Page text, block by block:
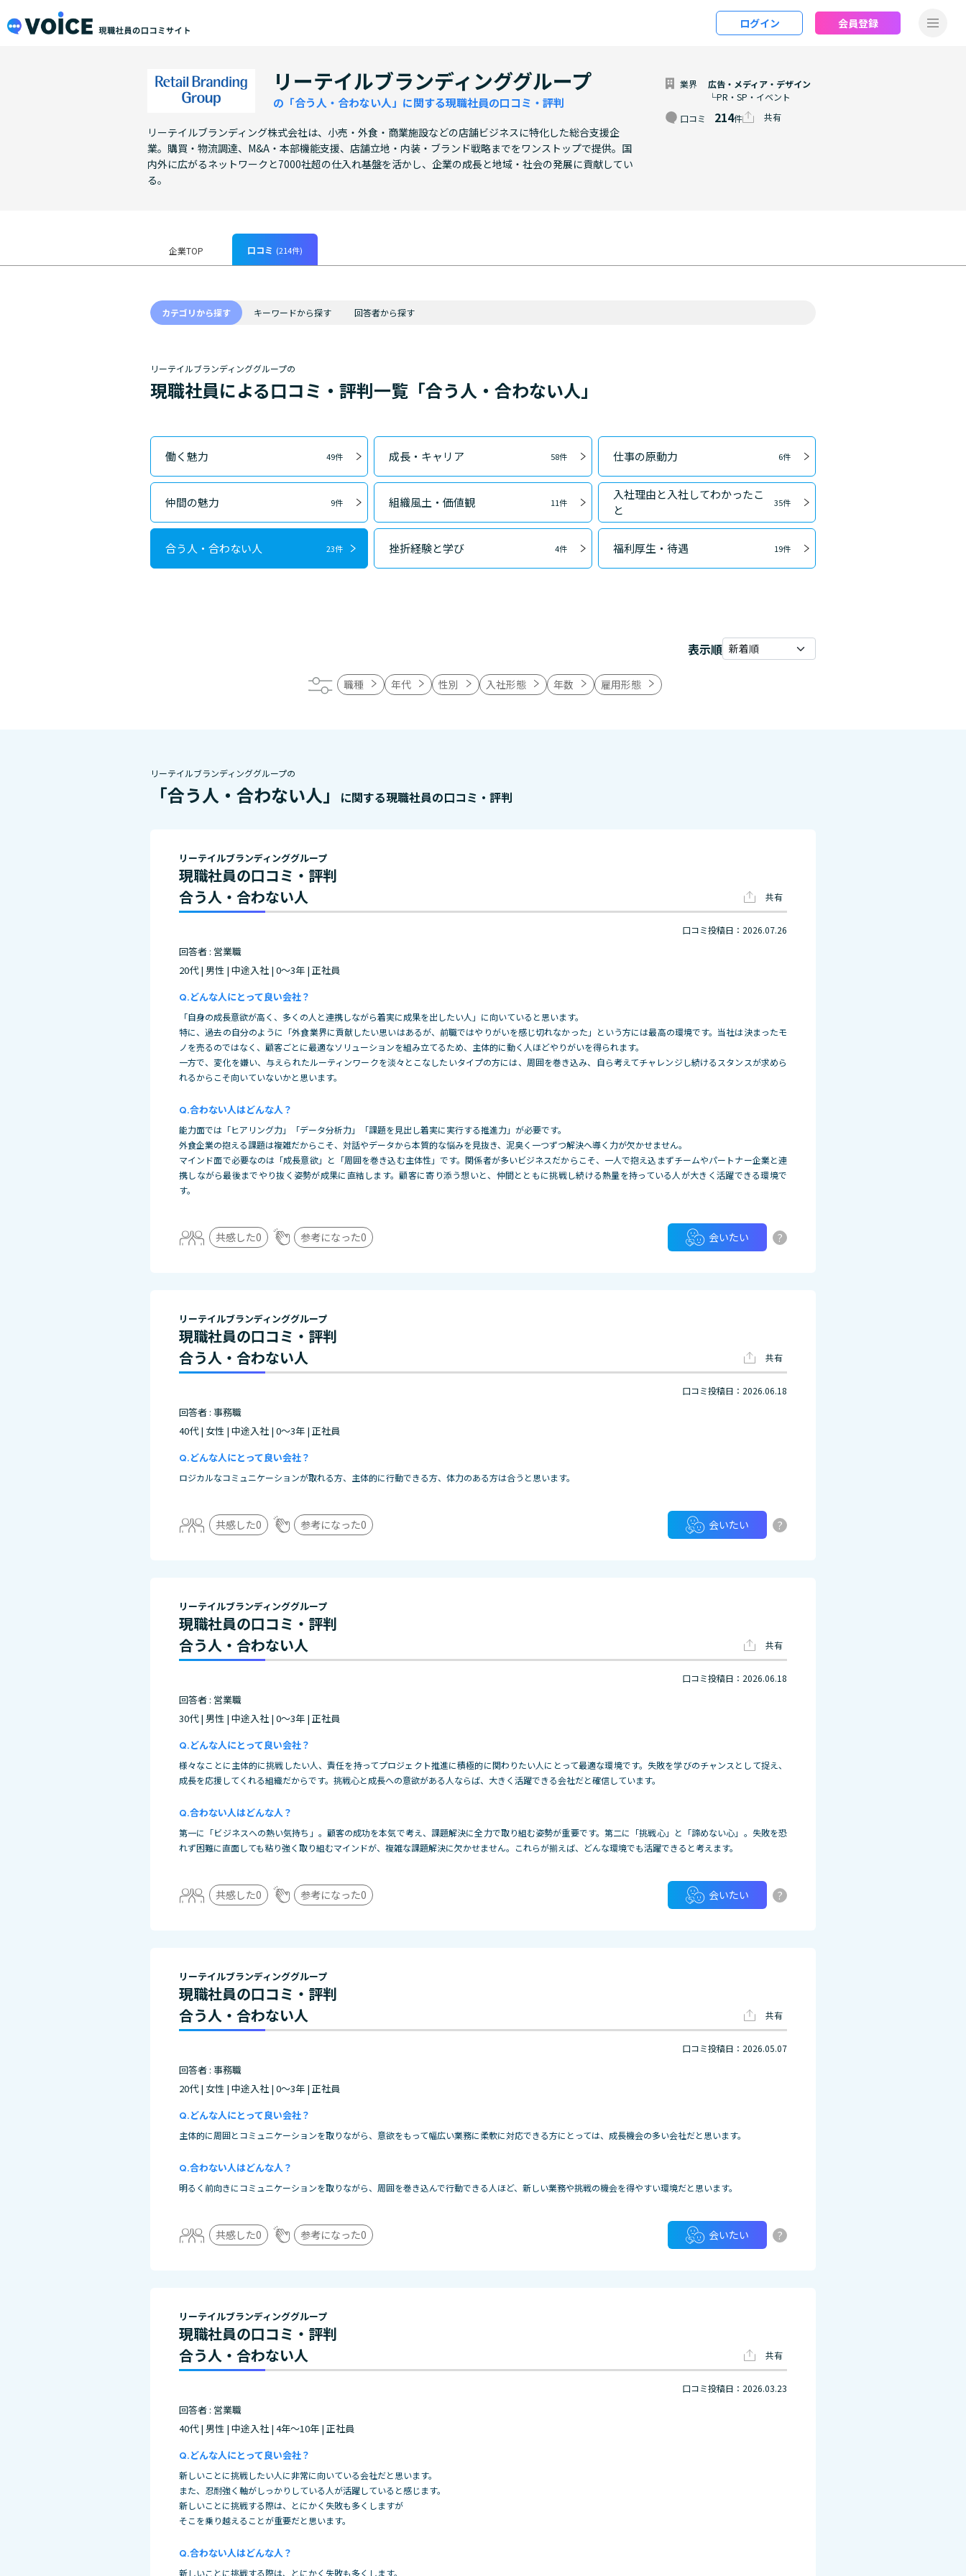
メインコンテンツにスキップ
ログイン 会員登録
リーテイルブランディンググループ
の「合う人・合わない人」に関する現職社員の口コミ・評判
リーテイルブランディング株式会社は、小売・外食・商業施設などの店舗ビジネスに特化した総合支援企
業。購買・物流調達、M&A・本部機能支援、店舗立地・内装・ブランド戦略までをワンストップで提供。国
内外に広がるネットワークと7000社超の仕入れ基盤を活かし、企業の成長と地域・社会の発展に貢献してい
る。
業界
広告・メディア・デザイン
└PR・SP・イベント
口コミ 214件 共有
企業TOP 口コミ (214件)
カテゴリから探す キーワードから探す 回答者から探す
リーテイルブランディンググループの
現職社員による口コミ・評判一覧「合う人・合わない人」
働く魅力 49件 成長・キャリア 58件 仕事の原動力 6件
仲間の魅力 9件 組織風土・価値観 11件
入社理由と入社してわかったこ
と
35件
合う人・合わない人 23件 挫折経験と学び 4件 福利厚生・待遇 19件
表示順
職種 年代 性別 入社形態 年数 雇用形態
リーテイルブランディンググループの
「合う人・合わない人」 に関する現職社員の口コミ・評判
リーテイルブランディンググループ
現職社員の口コミ・評判
合う人・合わない人
共有
口コミ投稿日：2026.07.26
回答者 : 営業職
20代 | 男性 | 中途入社 | 0～3年 | 正社員
どんな人にとって良い会社？
「自身の成長意欲が高く、多くの人と連携しながら着実に成果を出したい人」に向いていると思います。
特に、過去の自分のように「外食業界に貢献したい思いはあるが、前職ではやりがいを感じ切れなかった」という方には最高の環境です。当社は決まったモ
ノを売るのではなく、顧客ごとに最適なソリューションを組み立てるため、主体的に動く人ほどやりがいを得られます。
一方で、変化を嫌い、与えられたルーティンワークを淡々とこなしたいタイプの方には、周囲を巻き込み、自ら考えてチャレンジし続けるスタンスが求めら
れるからこそ向いていないかと思います。
合わない人はどんな人？
能力面では「ヒアリング力」「データ分析力」「課題を見出し着実に実行する推進力」が必要です。
外食企業の抱える課題は複雑だからこそ、対話やデータから本質的な悩みを見抜き、泥臭く一つずつ解決へ導く力が欠かせません。
マインド面で必要なのは「成長意欲」と「周囲を巻き込む主体性」です。関係者が多いビジネスだからこそ、一人で抱え込まずチームやパートナー企業と連
携しながら最後までやり抜く姿勢が成果に直結します。顧客に寄り添う想いと、仲間とともに挑戦し続ける熱量を持っている人が大きく活躍できる環境で
す。
共感した0 参考になった0 会いたい ?
リーテイルブランディンググループ
現職社員の口コミ・評判
合う人・合わない人
共有
口コミ投稿日：2026.06.18
回答者 : 事務職
40代 | 女性 | 中途入社 | 0～3年 | 正社員
どんな人にとって良い会社？
ロジカルなコミュニケーションが取れる方、主体的に行動できる方、体力のある方は合うと思います。
共感した0 参考になった0 会いたい ?
リーテイルブランディンググループ
現職社員の口コミ・評判
合う人・合わない人
共有
口コミ投稿日：2026.06.18
回答者 : 営業職
30代 | 男性 | 中途入社 | 0～3年 | 正社員
どんな人にとって良い会社？
様々なことに主体的に挑戦したい人、責任を持ってプロジェクト推進に積極的に関わりたい人にとって最適な環境です。失敗を学びのチャンスとして捉え、
成長を応援してくれる組織だからです。挑戦心と成長への意欲がある人ならば、大きく活躍できる会社だと確信しています。
合わない人はどんな人？
第一に「ビジネスへの熱い気持ち」。顧客の成功を本気で考え、課題解決に全力で取り組む姿勢が重要です。第二に「挑戦心」と「諦めない心」。失敗を恐
れず困難に直面しても粘り強く取り組むマインドが、複雑な課題解決に欠かせません。これらが揃えば、どんな環境でも活躍できると考えます。
共感した0 参考になった0 会いたい ?
リーテイルブランディンググループ
現職社員の口コミ・評判
合う人・合わない人
共有
口コミ投稿日：2026.05.07
回答者 : 事務職
20代 | 女性 | 中途入社 | 0～3年 | 正社員
どんな人にとって良い会社？
主体的に周囲とコミュニケーションを取りながら、意欲をもって幅広い業務に柔軟に対応できる方にとっては、成長機会の多い会社だと思います。
合わない人はどんな人？
明るく前向きにコミュニケーションを取りながら、周囲を巻き込んで行動できる人ほど、新しい業務や挑戦の機会を得やすい環境だと思います。
共感した0 参考になった0 会いたい ?
リーテイルブランディンググループ
現職社員の口コミ・評判
合う人・合わない人
共有
口コミ投稿日：2026.03.23
回答者 : 営業職
40代 | 男性 | 中途入社 | 4年～10年 | 正社員
どんな人にとって良い会社？
新しいことに挑戦したい人に非常に向いている会社だと思います。
また、忍耐強く軸がしっかりしている人が活躍していると感じます。
新しいことに挑戦する際は、とにかく失敗も多くしますが
そこを乗り越えることが重要だと思います。
合わない人はどんな人？
新しいことに挑戦する際は、とにかく失敗も多くします。